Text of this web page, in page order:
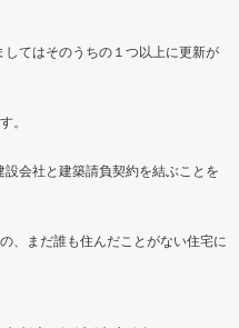
てはそのうちの１つ以上に更新が
。
会社と建築請負契約を結ぶことを
、まだ誰も住んだことがない住宅に